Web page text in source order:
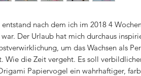
entstand nach dem ich im 2018 4
Der Urlaub hat mich durchaus
um das Wachsen als
Wie die Zeit vergeht. Es soll
Papiervogel ein wahrhaftiger,